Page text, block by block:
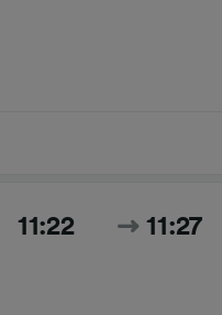
11:22 11:27